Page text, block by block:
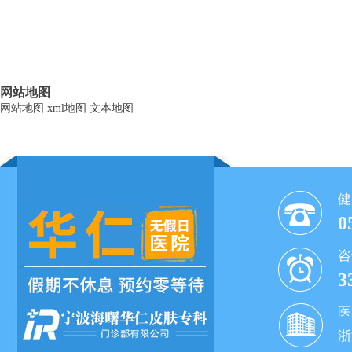
网站地图
网站地图 xml地图 文本地图